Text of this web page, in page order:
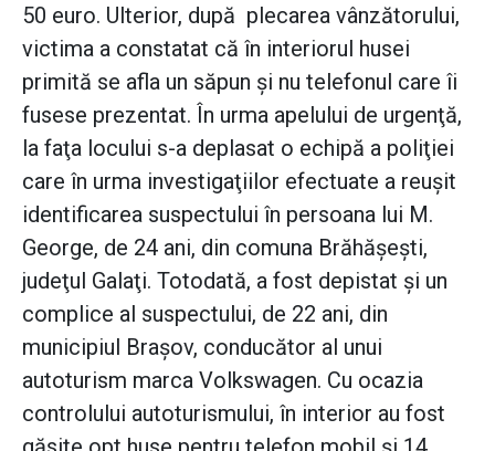
50 euro. Ulterior, după plecarea vânzătorului,
victima a constatat că în interiorul husei
primită se afla un săpun şi nu telefonul care îi
fusese prezentat. În urma apelului de urgenţă,
la faţa locului s-a deplasat o echipă a poliţiei
care în urma investigaţiilor efectuate a reuşit
identificarea suspectului în persoana lui M.
George, de 24 ani, din comuna Brăhăşeşti,
judeţul Galaţi. Totodată, a fost depistat şi un
complice al suspectului, de 22 ani, din
municipiul Braşov, conducător al unui
autoturism marca Volkswagen. Cu ocazia
controlului autoturismului, în interior au fost